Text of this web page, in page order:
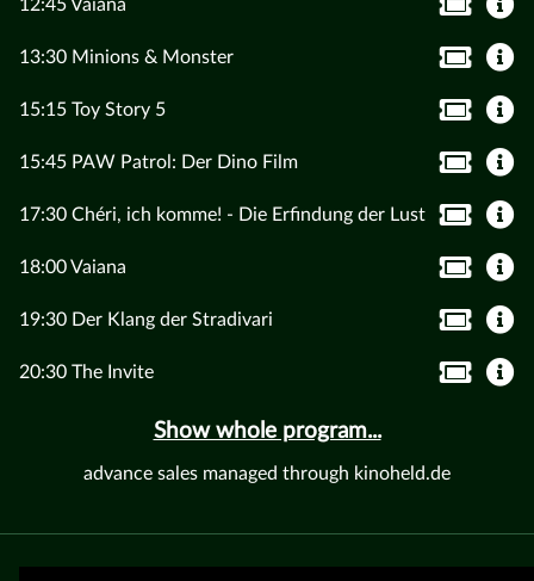
12:45 Vaiana
13:30 Minions & Monster
15:15 Toy Story 5
15:45 PAW Patrol: Der Dino Film
17:30 Chéri, ich komme! - Die Erfindung der Lust
18:00 Vaiana
19:30 Der Klang der Stradivari
20:30 The Invite
Show whole program...
advance sales managed through kinoheld.de